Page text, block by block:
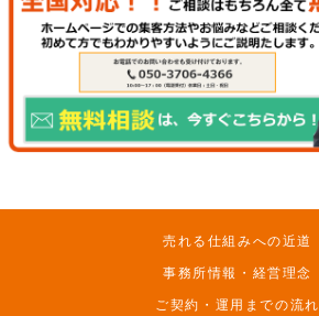
売れる仕組みへの近道
事務所情報・経営理念
ご契約・運用までの流れ